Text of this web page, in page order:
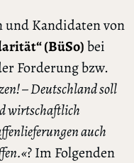
Kandidaten von
(BüSo)bei
Forderung bzw.
– Deutschland soll
wirtschaftlich
auch
? Im Folgenden